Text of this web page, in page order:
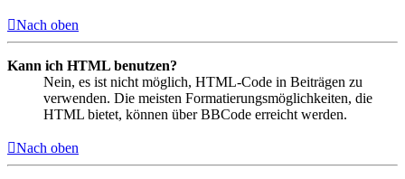
Nach oben
Kann ich HTML benutzen?
Nein, es ist nicht möglich, HTML-Code in Beiträgen zu
verwenden. Die meisten Formatierungsmöglichkeiten, die
HTML bietet, können über BBCode erreicht werden.
Nach oben